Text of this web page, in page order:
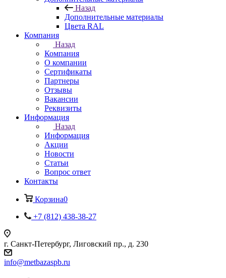
Назад
Дополнительные материалы
Цвета RAL
Компания
Назад
Компания
О компании
Сертификаты
Партнеры
Отзывы
Вакансии
Реквизиты
Информация
Назад
Информация
Акции
Новости
Статьи
Вопрос ответ
Контакты
Корзина0
+7 (812) 438-38-27
г. Санкт-Петербург, Лиговский пр., д. 230
info@metbazaspb.ru